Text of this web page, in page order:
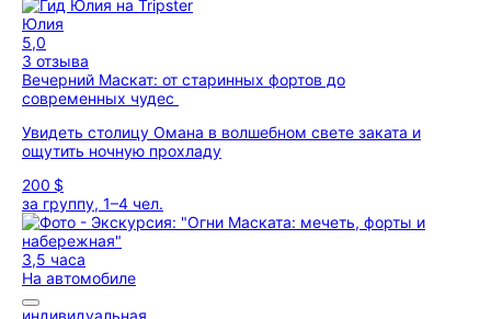
Юлия
5,0
3 отзыва
Вечерний Маскат: от старинных фортов до
современных чудес
Увидеть столицу Омана в волшебном свете заката и
ощутить ночную прохладу
200 $
за группу, 1–4 чел.
3,5 часа
На автомобиле
индивидуальная